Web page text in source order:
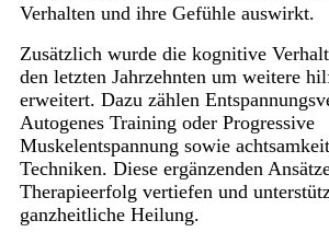
Verhalten und ihre Gefühle auswirkt.
Zusätzlich wurde die kognitive
den letzten Jahrzehnten um weitere
erweitert. Dazu zählen
Autogenes Training oder Progressive
Muskelentspannung sowie
Techniken. Diese ergänzenden
Therapieerfolg vertiefen und
ganzheitliche Heilung.